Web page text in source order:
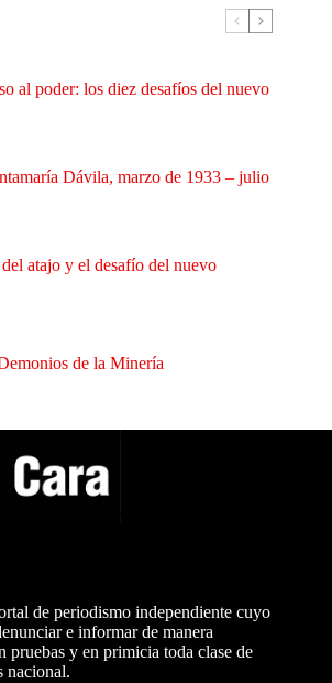
al poder: los diez desafíos del nuevo
Dávila, marzo de 1933 – julio
atajo y el desafío del nuevo
de la Minería
de periodismo independiente cuyo
e informar de manera
pruebas y en primicia toda clase de
nacional.